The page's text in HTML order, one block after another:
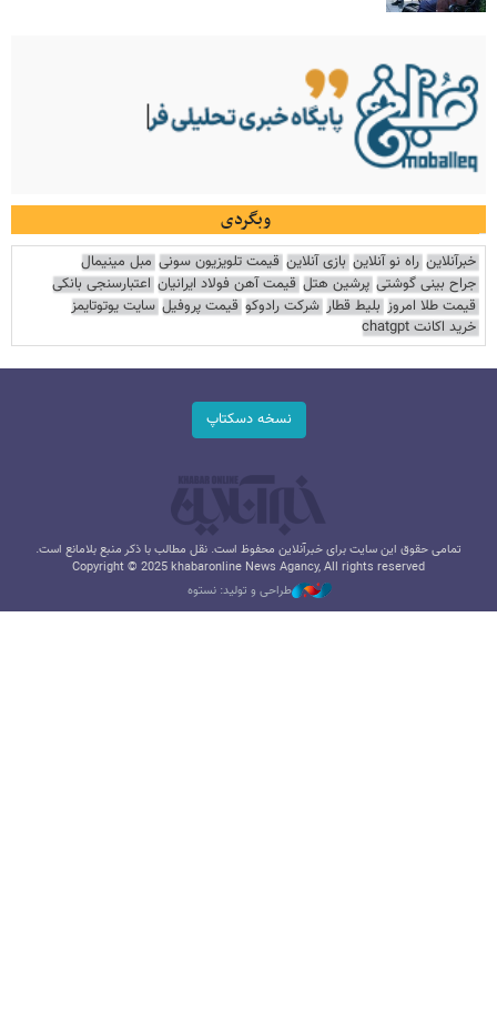
وبگردی
خبرآنلاین راه نو آنلاین بازی آنلاین قیمت تلویزیون سونی مبل مینیمال
جراح بینی گوشتی پرشین هتل قیمت آهن فولاد ایرانیان اعتبارسنجی بانکی
قیمت طلا امروز بلیط قطار شرکت رادوکو قیمت پروفیل سایت یوتوتایمز
خرید اکانت chatgpt
نسخه دسکتاپ
تمامی حقوق این سایت برای خبرآنلاین محفوظ است. نقل مطالب با ذکر منبع بلامانع است.
Copyright © 2025 khabaronline News Agancy, All rights reserved
طراحی و تولید: نستوه